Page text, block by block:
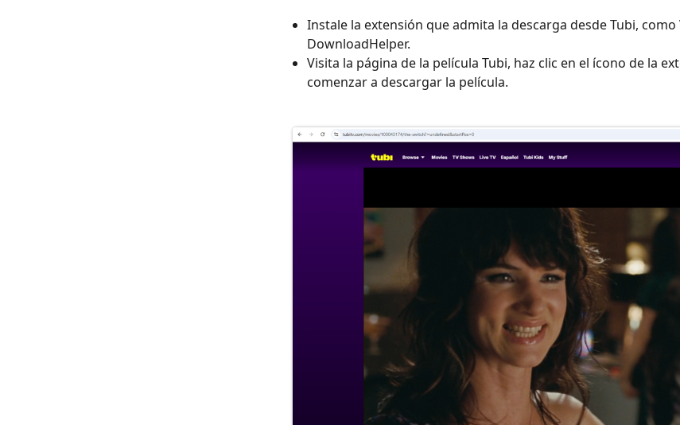
Instale la extensión que admita la descarga desde Tubi,
DownloadHelper.
Visita la página de la película Tubi, haz clic en el ícono de la
comenzar a descargar la película.